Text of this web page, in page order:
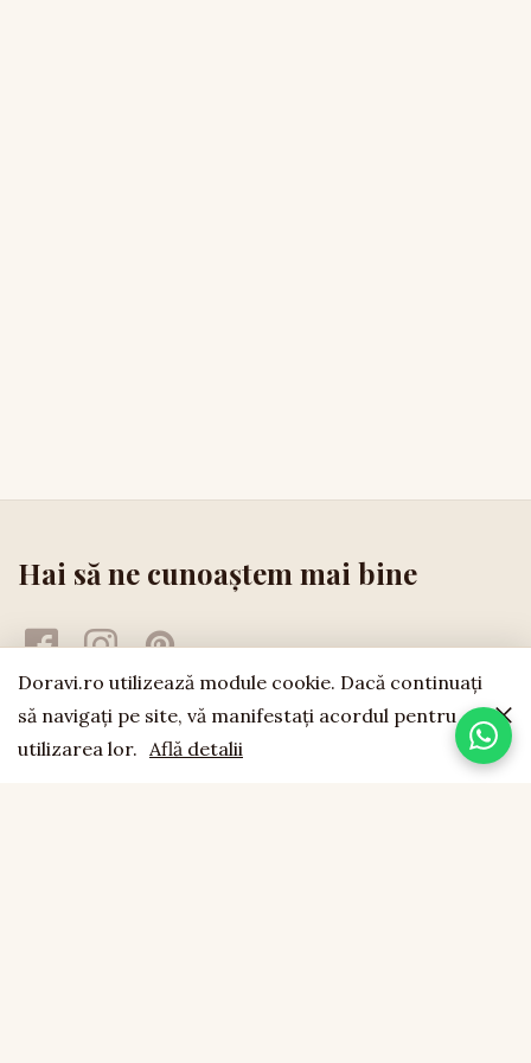
Hai să ne cunoaștem mai bine
Doravi.ro utilizează module cookie. Dacă continuaţi
să navigaţi pe site, vă manifestaţi acordul pentru
utilizarea lor. Află detalii